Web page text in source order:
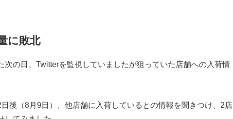
に敗北
次の日、Twitterを監視していましたが狙っていた店舗への入荷情
後（8月9日）、他店舗に入荷しているとの情報を聞きつけ、2店